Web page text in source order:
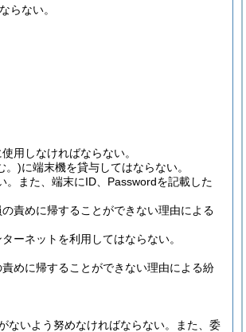
らない。
用しなければならない。
)に端末機を貸与してはならない。
また、端末にID、Passwordを記載した
責めに帰することができない理由による
ーネットを利用してはならない。
めに帰することができない理由による紛
いよう努めなければならない。また、委